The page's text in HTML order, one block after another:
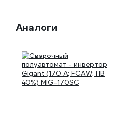
Аналоги